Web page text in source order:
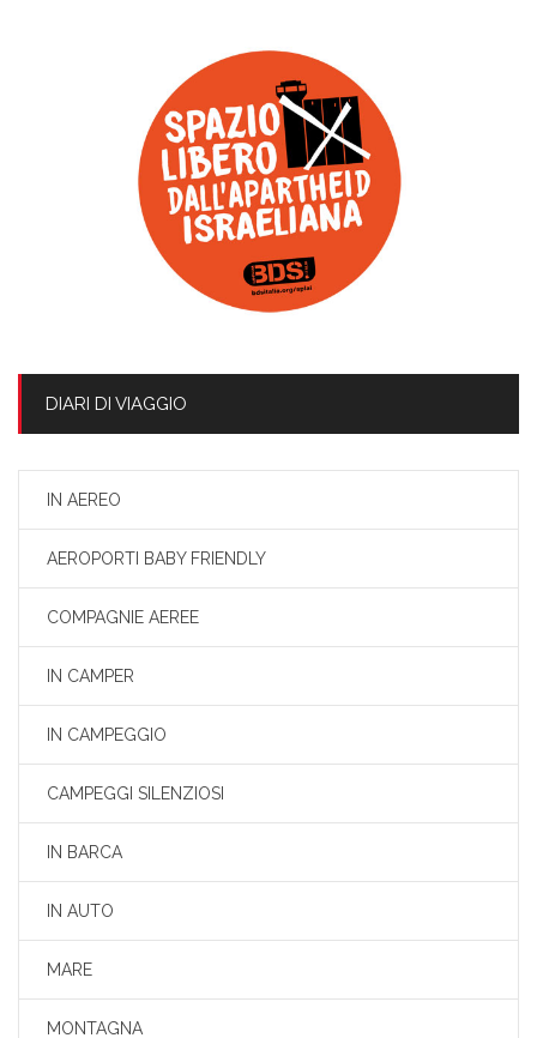
DIARI DI VIAGGIO
IN AEREO
AEROPORTI BABY FRIENDLY
COMPAGNIE AEREE
IN CAMPER
IN CAMPEGGIO
CAMPEGGI SILENZIOSI
IN BARCA
IN AUTO
MARE
MONTAGNA